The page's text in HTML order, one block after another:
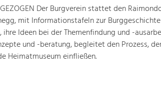
Der Burgverein stattet den
mit Informationstafeln zur
ihre Ideen bei der Themenfindung und -
und -beratung, begleitet den Prozess,
Heimatmuseum einfließen.